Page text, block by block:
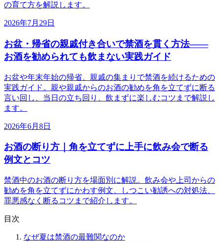
の育て方を解説します。
2026年7月29日
お盆・帰省の親戚付き合いで禁酒を貫く方法——
お酒を勧められても飲まない実践ガイド
お盆や年末年始の帰省、親戚の集まりで禁酒を続けるための
実践ガイド。親や親戚からのお酒の勧めを角を立てずに断る
言い回し、当日の立ち回り、飲まずに楽しむコツまで解説し
ます。
2026年6月8日
お酒の断り方｜角を立てずに上手に飲み会で断る
例文とコツ
禁酒中のお酒の断り方を場面別に解説。飲み会や上司からの
勧めを角を立てずにかわす例文、しつこい勧誘への対処法、
罪悪感なく断るコツまで紹介します。
目次
なぜ夏は禁酒の最難関なのか